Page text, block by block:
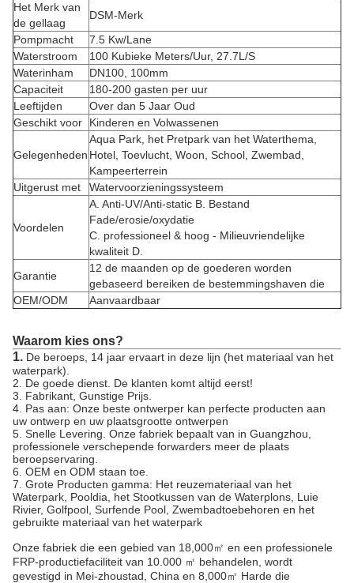
Het Merk van
de gellaag
DSM-Merk
Pompmacht
7.5 Kw/Lane
Waterstroom
100 Kubieke Meters/Uur, 27.7L/S
Waterinham
DN100, 100mm
Capaciteit
180-200 gasten per uur
Leeftijden
Over dan 5 Jaar Oud
Geschikt voor
Kinderen en Volwassenen
Gelegenheden
Aqua Park, het Pretpark van het Waterthema,
Hotel, Toevlucht, Woon, School, Zwembad,
Kampeerterrein
Uitgerust met
Watervoorzieningssysteem
Voordelen
A. Anti-UV/Anti-static B. Bestand
Fade/erosie/oxydatie
C. professioneel & hoog - Milieuvriendelijke
kwaliteit D.
Garantie
12 de maanden op de goederen worden
gebaseerd bereiken de bestemmingshaven die
OEM/ODM
Aanvaardbaar
Waarom kies ons?
1. De beroeps, 14 jaar ervaart in deze lijn (het materiaal van het
waterpark).
2. De goede dienst. De klanten komt altijd eerst!
3. Fabrikant, Gunstige Prijs.
4. Pas aan: Onze beste ontwerper kan perfecte producten aan
uw ontwerp en uw plaatsgrootte ontwerpen
5. Snelle Levering. Onze fabriek bepaalt van in Guangzhou,
professionele verschepende forwarders meer de plaats
beroepservaring.
6. OEM en ODM staan toe.
7. Grote Producten gamma: Het reuzemateriaal van het
Waterpark, Pooldia, het Stootkussen van de Waterplons, Luie
Rivier, Golfpool, Surfende Pool, Zwembadtoebehoren en het
gebruikte materiaal van het waterpark
Onze fabriek die een gebied van 18,000㎡ en een professionele
FRP-productiefaciliteit van 10.000 ㎡ behandelen, wordt
gevestigd in Mei-zhoustad, China en 8,000㎡ Harde die